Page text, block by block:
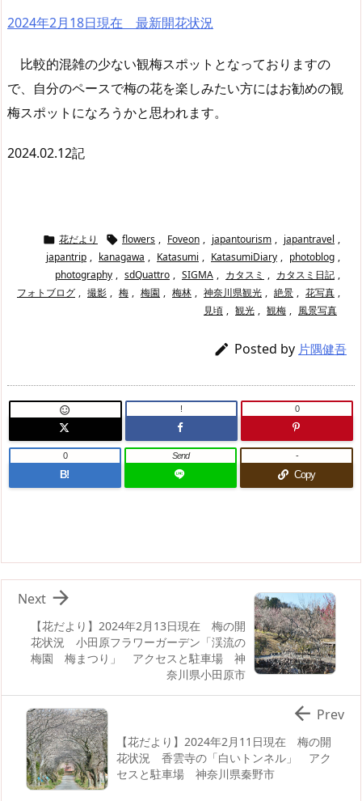
2024年2月18日現在 最新開花状況
比較的混雑の少ない観梅スポットとなっておりますの
で、自分のペースで梅の花を楽しみたい方にはお勧めの観
梅スポットになろうかと思われます。
2024.02.12記
 花だより  flowers , Foveon , japantourism , japantravel ,
japantrip , kanagawa , Katasumi , KatasumiDiary , photoblog ,
photography , sdQuattro , SIGMA , カタスミ , カタスミ日記 ,
フォトブログ , 撮影 , 梅 , 梅園 , 梅林 , 神奈川県観光 , 絶景 , 花写真 ,
見頃 , 観光 , 観梅 , 風景写真
 Posted by 片隅健吾
 ! 0
B!
0 Send
Copy
-
【花だより】2024年2月13日現在 梅の開
花状況 小田原フラワーガーデン「渓流の
梅園 梅まつり」 アクセスと駐車場 神
奈川県小田原市

Next
【花だより】2024年2月11日現在 梅の開
花状況 香雲寺の「白いトンネル」 アク
セスと駐車場 神奈川県秦野市
 Prev